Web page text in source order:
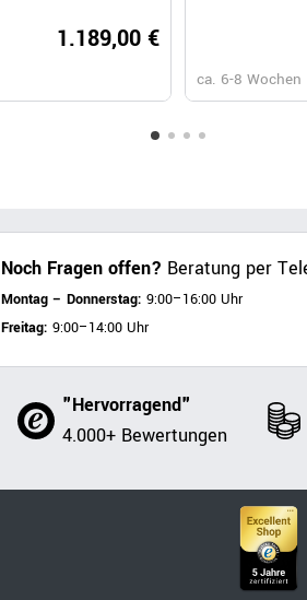
1.189,00 €
ca. 6-8 Wochen
Noch Fragen offen? Beratung per
Montag – Donnerstag: 9:00–16:00 Uhr
Freitag: 9:00–14:00 Uhr
"Hervorragend"
4.000+ Bewertungen